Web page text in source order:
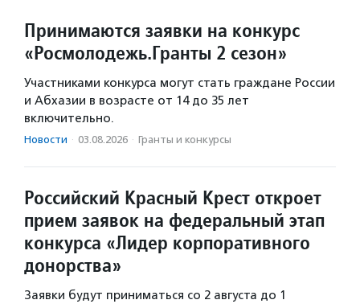
Принимаются заявки на конкурс
«Росмолодежь.Гранты 2 сезон»
Участниками конкурса могут стать граждане России
и Абхазии в возрасте от 14 до 35 лет
включительно.
Новости · 03.08.2026 · Гранты и конкурсы
Российский Красный Крест откроет
прием заявок на федеральный этап
конкурса «Лидер корпоративного
донорства»
Заявки будут приниматься со 2 августа до 1